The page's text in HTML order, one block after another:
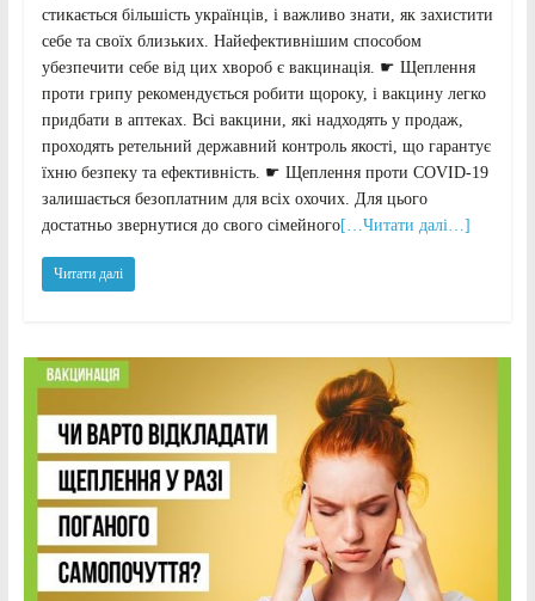
стикається більшість українців, і важливо знати, як захистити
себе та своїх близьких. Найефективнішим способом
убезпечити себе від цих хвороб є вакцинація. ☛ Щеплення
проти грипу рекомендується робити щороку, і вакцину легко
придбати в аптеках. Всі вакцини, які надходять у продаж,
проходять ретельний державний контроль якості, що гарантує
їхню безпеку та ефективність. ☛ Щеплення проти COVID-19
залишається безоплатним для всіх охочих. Для цього
достатньо звернутися до свого сімейного[…Читати далі…]
Читати далі